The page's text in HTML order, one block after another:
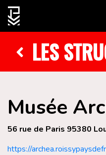
LES
Musée
56 rue de Paris 95380
https://